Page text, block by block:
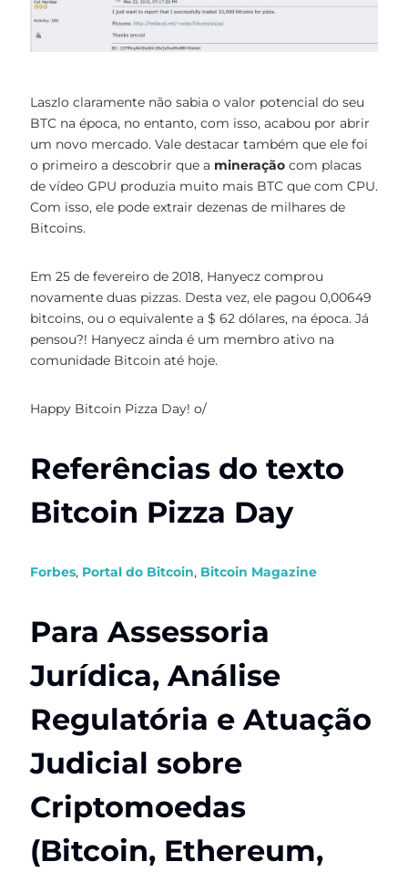
Laszlo claramente não sabia o valor potencial do seu
BTC na época, no entanto, com isso, acabou por abrir
um novo mercado. Vale destacar também que ele foi
o primeiro a descobrir que a mineração com placas
de vídeo GPU produzia muito mais BTC que com CPU.
Com isso, ele pode extrair dezenas de milhares de
Bitcoins.
Em 25 de fevereiro de 2018, Hanyecz comprou
novamente duas pizzas. Desta vez, ele pagou 0,00649
bitcoins, ou o equivalente a $ 62 dólares, na época. Já
pensou?! Hanyecz ainda é um membro ativo na
comunidade Bitcoin até hoje.
Happy Bitcoin Pizza Day! o/
Referências do texto
Bitcoin Pizza Day
Forbes, Portal do Bitcoin, Bitcoin Magazine
Para Assessoria
Jurídica, Análise
Regulatória e Atuação
Judicial sobre
Criptomoedas
(Bitcoin, Ethereum,